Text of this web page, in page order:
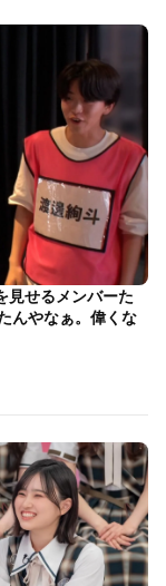
せるメンバーた
んやなぁ。偉くな